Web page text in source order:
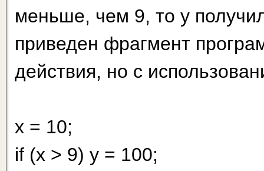
меньше, чем 9, то у
приведен фрагмент
действия, но с
х = 10;
if (х > 9) у = 100;